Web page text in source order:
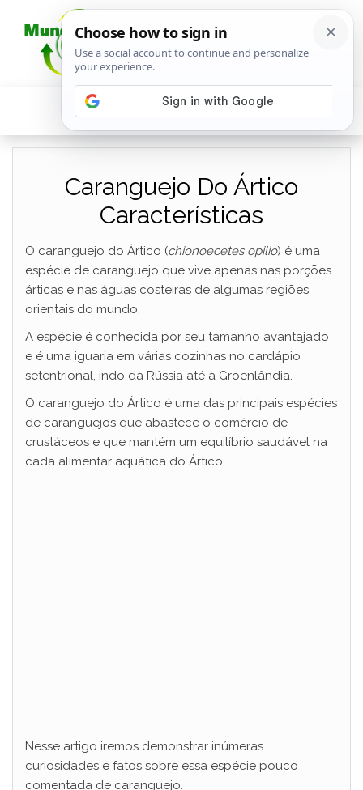
Caranguejo Do Ártico
Características
O caranguejo do Ártico (chionoecetes opilio) é uma
espécie de caranguejo que vive apenas nas porções
árticas e nas águas costeiras de algumas regiões
orientais do mundo.
A espécie é conhecida por seu tamanho avantajado
e é uma iguaria em várias cozinhas no cardápio
setentrional, indo da Rússia até a Groenlândia.
O caranguejo do Ártico é uma das principais espécies
de caranguejos que abastece o comércio de
crustáceos e que mantém um equilíbrio saudável na
cada alimentar aquática do Ártico.
Nesse artigo iremos demonstrar inúmeras
curiosidades e fatos sobre essa espécie pouco
comentada de caranguejo.